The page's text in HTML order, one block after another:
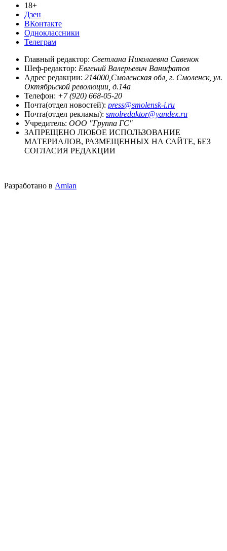
18+
Дзен
ВКонтакте
Одноклассники
Телеграм
Главный редактор: Светлана Николаевна Савенок
Шеф-редактор: Евгений Валерьевич Ванифатов
Адрес редакции: 214000,Смоленская обл, г. Смоленск, ул.
Октябрьской революции, д.14а
Телефон: +7 (920) 668-05-20
Почта(отдел новостей): press@smolensk-i.ru
Почта(отдел рекламы): smolredaktor@yandex.ru
Учредитель: ООО "Группа ГС"
ЗАПРЕЩЕНО ЛЮБОЕ ИСПОЛЬЗОВАНИЕ
МАТЕРИАЛОВ, РАЗМЕЩЕННЫХ НА САЙТЕ, БЕЗ
СОГЛАСИЯ РЕДАКЦИИ
Разработано в Amlan